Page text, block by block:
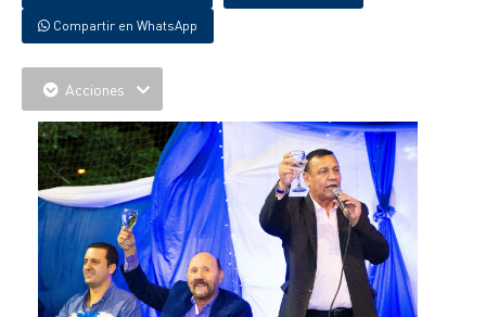
Compartir en WhatsApp
Acciones